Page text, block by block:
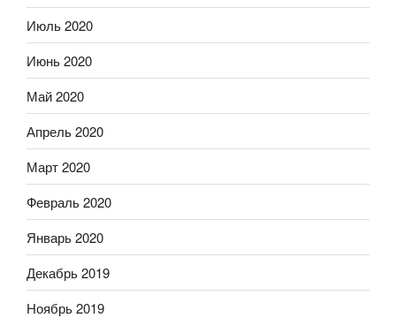
Июль 2020
Июнь 2020
Май 2020
Апрель 2020
Март 2020
Февраль 2020
Январь 2020
Декабрь 2019
Ноябрь 2019